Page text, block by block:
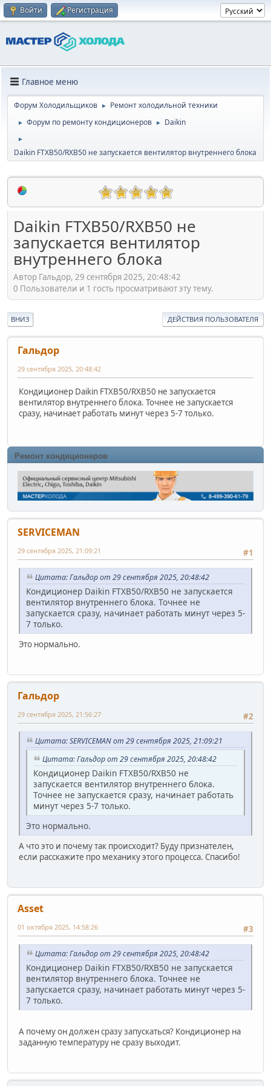
Войти Регистрация
Главное меню
Форум Холодильщиков ► Ремонт холодильной техники
► Форум по ремонту кондиционеров ► Daikin
►
Daikin FTXB50/RXB50 не запускается вентилятор внутреннего блока
Daikin FTXB50/RXB50 не
запускается вентилятор
внутреннего блока
Автор Гальдор, 29 сентября 2025, 20:48:42
0 Пользователи и 1 гость просматривают эту тему.
ВНИЗ ДЕЙСТВИЯ ПОЛЬЗОВАТЕЛЯ
Гальдор
29 сентября 2025, 20:48:42
Кондиционер Daikin FTXB50/RXB50 не запускается
вентилятор внутреннего блока. Точнее не запускается
сразу, начинает работать минут через 5-7 только.
Ремонт кондиционеров
SERVICEMAN
#1
29 сентября 2025, 21:09:21
Цитата: Гальдор от 29 сентября 2025, 20:48:42
Кондиционер Daikin FTXB50/RXB50 не запускается
вентилятор внутреннего блока. Точнее не
запускается сразу, начинает работать минут через 5-
7 только.
Это нормально.
Гальдор
#2
29 сентября 2025, 21:56:27
Цитата: SERVICEMAN от 29 сентября 2025, 21:09:21
Цитата: Гальдор от 29 сентября 2025, 20:48:42
Кондиционер Daikin FTXB50/RXB50 не
запускается вентилятор внутреннего блока.
Точнее не запускается сразу, начинает работать
минут через 5-7 только.
Это нормально.
А что это и почему так происходит? Буду признателен,
если расскажите про механику этого процесса. Спасибо!
Asset
#3
01 октября 2025, 14:58:26
Цитата: Гальдор от 29 сентября 2025, 20:48:42
Кондиционер Daikin FTXB50/RXB50 не запускается
вентилятор внутреннего блока. Точнее не
запускается сразу, начинает работать минут через 5-
7 только.
А почему он должен сразу запускаться? Кондиционер на
заданную температуру не сразу выходит.